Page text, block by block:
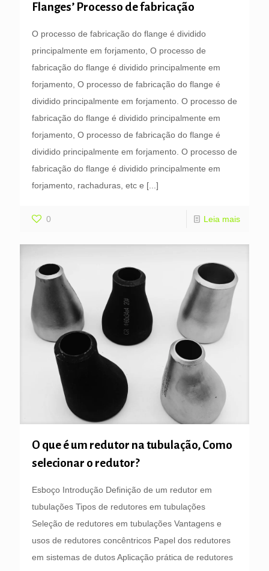
Flanges’ Processo de fabricação
O processo de fabricação do flange é dividido
principalmente em forjamento, O processo de
fabricação do flange é dividido principalmente em
forjamento, O processo de fabricação do flange é
dividido principalmente em forjamento. O processo de
fabricação do flange é dividido principalmente em
forjamento, O processo de fabricação do flange é
dividido principalmente em forjamento. O processo de
fabricação do flange é dividido principalmente em
forjamento, rachaduras, etc e [...]
0 Leia mais
O que é um redutor na tubulação, Como
selecionar o redutor?
Esboço Introdução Definição de um redutor em
tubulações Tipos de redutores em tubulações
Seleção de redutores em tubulações Vantagens e
usos de redutores concêntricos Papel dos redutores
em sistemas de dutos Aplicação prática de redutores